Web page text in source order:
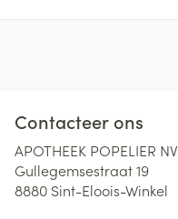
Contacteer ons
APOTHEEK POPELIER NV
Gullegemsestraat 19
8880 Sint-Eloois-Winkel